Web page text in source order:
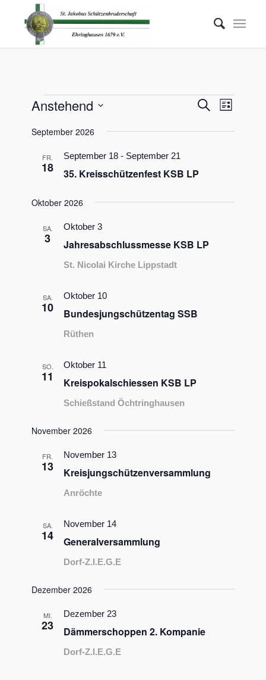
Veranstaltungen Suche
Liste
Anstehend
wählen.
September 2026
FR.
18 35. Kreisschützenfest KSB LP
September 18 - September 21
Oktober 2026
SA.
3 Jahresabschlussmesse KSB LP
Oktober 3
St. Nicolai Kirche Lippstadt
SA.
10 Bundesjungschützentag SSB
Oktober 10
Rüthen
SO.
11 Kreispokalschiessen KSB LP
Oktober 11
Schießstand Öchtringhausen
November 2026
FR.
13 Kreisjungschützenversammlung
November 13
Anröchte
SA.
14 Generalversammlung
November 14
Dorf-Z.I.E.G.E
Dezember 2026
MI.
23 Dämmerschoppen 2. Kompanie
Dezember 23
Dorf-Z.I.E.G.E